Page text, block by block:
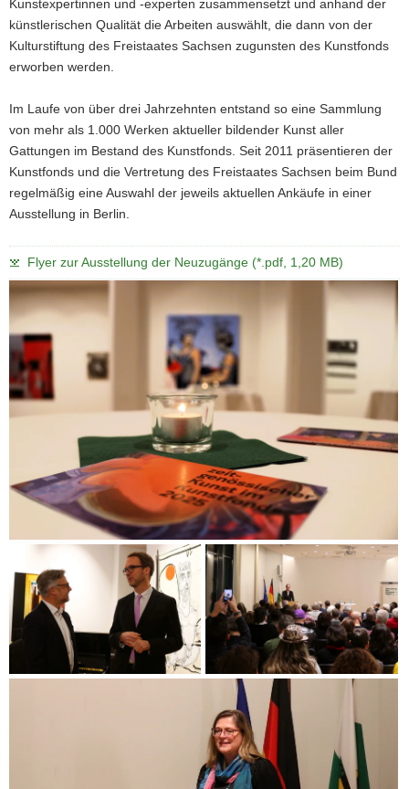
Kunstexpertinnen und -experten zusammensetzt und anhand der
künstlerischen Qualität die Arbeiten auswählt, die dann von der
Kulturstiftung des Freistaates Sachsen zugunsten des Kunstfonds
erworben werden.
Im Laufe von über drei Jahrzehnten entstand so eine Sammlung
von mehr als 1.000 Werken aktueller bildender Kunst aller
Gattungen im Bestand des Kunstfonds. Seit 2011 präsentieren der
Kunstfonds und die Vertretung des Freistaates Sachsen beim Bund
regelmäßig eine Auswahl der jeweils aktuellen Ankäufe in einer
Ausstellung in Berlin.
Flyer zur Ausstellung der Neuzugänge (*.pdf, 1,20 MB)